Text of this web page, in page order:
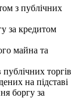
з публічних
за кредитом
майна та
торгів
на підставі
боргу за